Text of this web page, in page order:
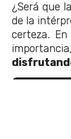
¿Será que
de la
certeza.